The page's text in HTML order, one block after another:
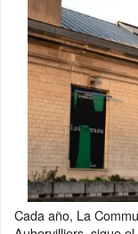
Cada año, La